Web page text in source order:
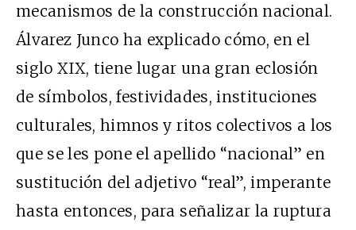
mecanismos de la construcción nacional.
Álvarez Junco ha explicado cómo, en el
siglo XIX, tiene lugar una gran eclosión
de símbolos, festividades, instituciones
culturales, himnos y ritos colectivos a los
que se les pone el apellido “nacional” en
sustitución del adjetivo “real”, imperante
hasta entonces, para señalizar la ruptura